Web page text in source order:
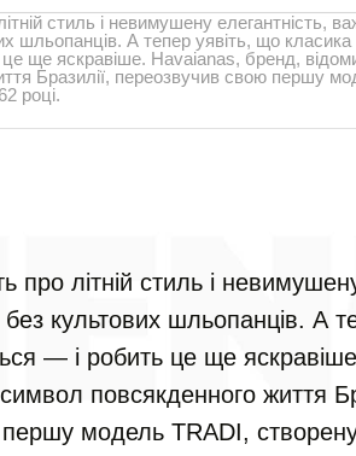
стиль і невимушену елегантність,
шльопанців. А тепер уявіть, що класика
ще яскравіше. Havaianas, бренд,
Бразилії, переозвучив свою першу
році.
про літній стиль і
культових шльопанців. А
— і робить це ще
повсякденного життя
модель TRADI,